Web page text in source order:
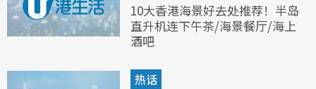
10大香港海景好去处推荐！半岛
直升机连下午茶/海景餐厅/海上
酒吧
热话